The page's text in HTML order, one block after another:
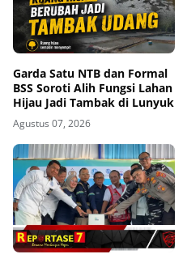
Garda Satu NTB dan Formal
BSS Soroti Alih Fungsi Lahan
Hijau Jadi Tambak di Lunyuk
Agustus 07, 2026